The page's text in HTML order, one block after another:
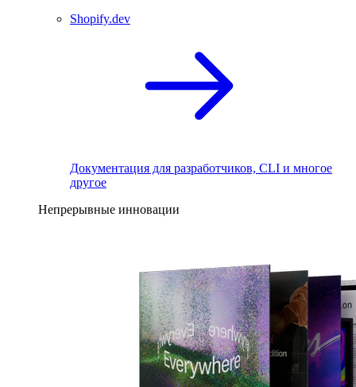
Shopify.dev
Документация для разработчиков, CLI и многое
другое
Непрерывные инновации